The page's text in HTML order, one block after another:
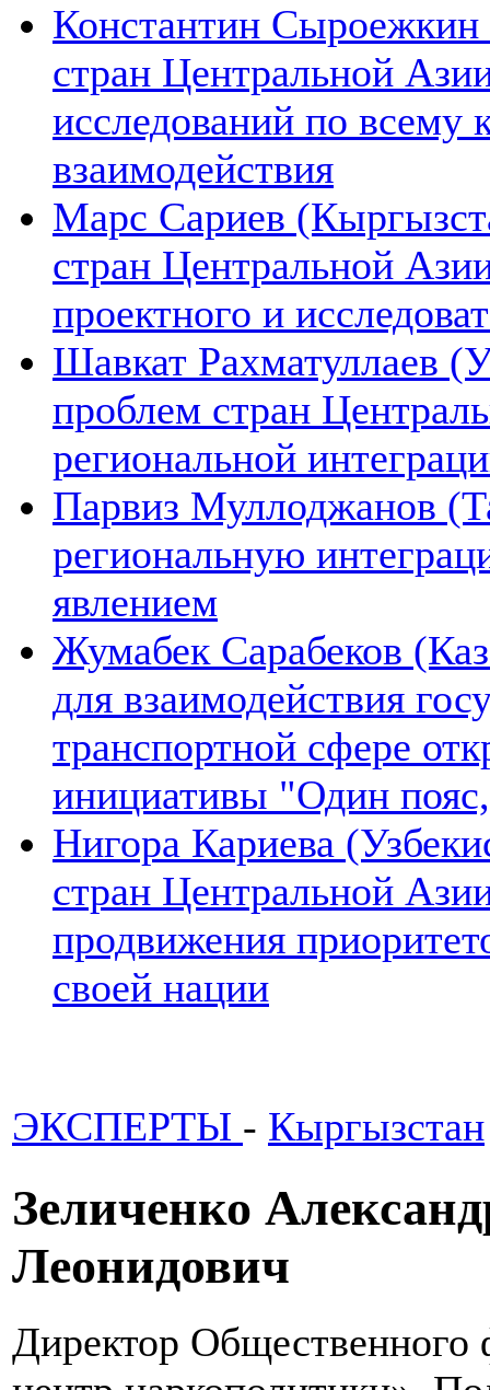
Константин Сыроежкин
стран Центральной
исследований по всему
взаимодействия
Марс Сариев
стран Центральной
проектного и
Шавкат Рахматуллаев
проблем стран
региональной
Парвиз Муллоджанов
региональную
явлением
Жумабек Сарабеков
для взаимодействия
транспортной сфере
инициативы "Один
Нигора Кариева
стран Центральной
продвижения
своей нации
ЭКСПЕРТЫ - Кыргызстан
Зеличенко
Леонидович
Директор Общественного